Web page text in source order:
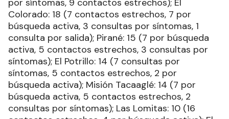
por síntomas, 9 contactos estrechos); El
Colorado: 18 (7 contactos estrechos, 7 por
búsqueda activa, 3 consultas por síntomas, 1
consulta por salida); Pirané: 15 (7 por búsqueda
activa, 5 contactos estrechos, 3 consultas por
síntomas); El Potrillo: 14 (7 consultas por
síntomas, 5 contactos estrechos, 2 por
búsqueda activa); Misión Tacaaglé: 14 (7 por
búsqueda activa, 5 contactos estrechos, 2
consultas por síntomas); Las Lomitas: 10 (16